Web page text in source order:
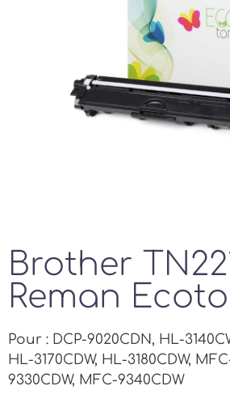
Brother
Reman
Pour : DCP-9020CDN, HL-
HL-3170CDW, HL-3180CDW,
9330CDW, MFC-9340CDW